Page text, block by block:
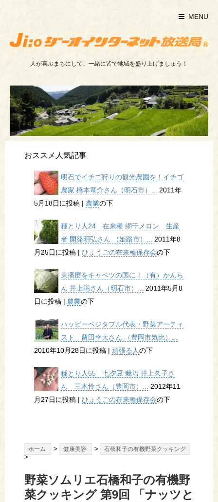
MENU
人が喜ぶまちにして、一緒に皆で地域を盛り上げましょう！
おススメ人気記事
明石でイチゴ狩りの観光農園を！イチゴ
農家 橋本竜介さん（明石市）... 2011年
5月18日に投稿 | 農業の下
種とり人24 在来種 網干メロン 生産
者 開発明弘さん （姫路市）... 2011年8
月25日に投稿 | ひょうごの在来種保存会の下
東播磨をキャベツの国に！（有）かんら
ん 井上聡さん（明石市）... 2011年5月8
日に投稿 | 農業の下
ハッピーベジタブル代表・野菜アーティ
スト 留田幸大さん （豊岡市気比）...
2010年10月28日に投稿 | 頑張る人の下
種とり人55 七夕豆 栽培 井上久子さ
ん 三木怜さん（豊岡市）... 2012年11
月27日に投稿 | ひょうごの在来種保存会の下
ホーム > 健康美容 > 石橋和子の有機野菜クッキング
>
野菜ソムリエ石橋和子の有機野
菜クッキング 第9回 「ナッツと